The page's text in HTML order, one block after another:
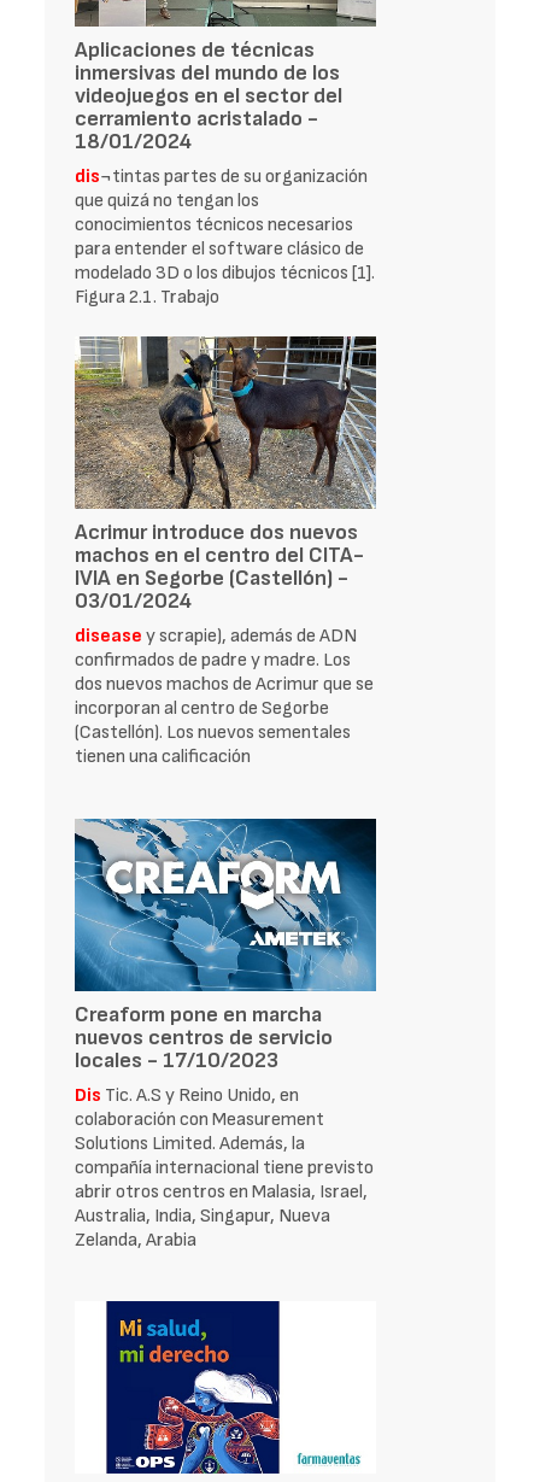
Aplicaciones de técnicas
inmersivas del mundo de los
videojuegos en el sector del
cerramiento acristalado -
18/01/2024
dis¬tintas partes de su organización
que quizá no tengan los
conocimientos técnicos necesarios
para entender el software clásico de
modelado 3D o los dibujos técnicos [1].
Figura 2.1. Trabajo
Acrimur introduce dos nuevos
machos en el centro del CITA-
IVIA en Segorbe (Castellón) -
03/01/2024
disease y scrapie), además de ADN
confirmados de padre y madre. Los
dos nuevos machos de Acrimur que se
incorporan al centro de Segorbe
(Castellón). Los nuevos sementales
tienen una calificación
Creaform pone en marcha
nuevos centros de servicio
locales - 17/10/2023
Dis Tic. A.S y Reino Unido, en
colaboración con Measurement
Solutions Limited. Además, la
compañía internacional tiene previsto
abrir otros centros en Malasia, Israel,
Australia, India, Singapur, Nueva
Zelanda, Arabia